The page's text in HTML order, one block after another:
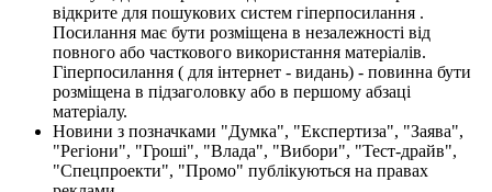
відкрите для пошукових систем гіперпосилання .
Посилання має бути розміщена в незалежності від
повного або часткового використання матеріалів.
Гіперпосилання ( для інтернет - видань) - повинна бути
розміщена в підзаголовку або в першому абзаці
матеріалу.
Новини з позначками "Думка", "Експертиза", "Заява",
"Регіони", "Гроші", "Влада", "Вибори", "Тест-драйв",
"Спецпроекти", "Промо" публікуються на правах